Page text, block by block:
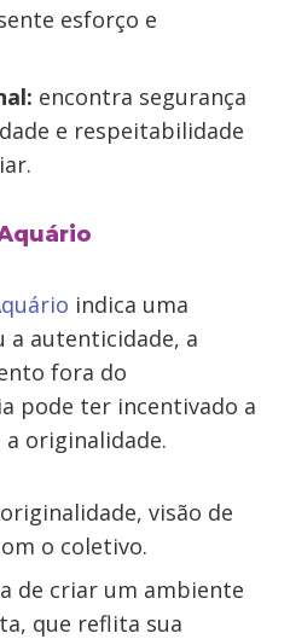
esforço e
encontra segurança
e respeitabilidade
indica uma
a autenticidade, a
fora do
pode ter incentivado a
originalidade.
originalidade, visão de
o coletivo.
de criar um ambiente
que reflita sua